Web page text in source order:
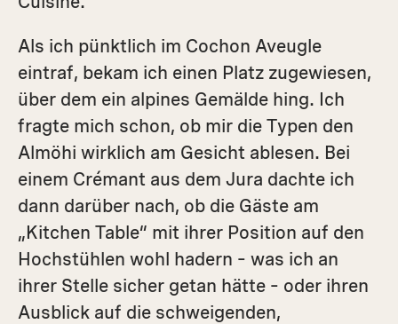
Als ich pünktlich im Cochon Aveugle
eintraf, bekam ich einen Platz zugewiesen,
über dem ein alpines Gemälde hing. Ich
fragte mich schon, ob mir die Typen den
Almöhi wirklich am Gesicht ablesen. Bei
einem Crémant aus dem Jura dachte ich
dann darüber nach, ob die Gäste am
„Kitchen Table“ mit ihrer Position auf den
Hochstühlen wohl hadern – was ich an
ihrer Stelle sicher getan hätte – oder ihren
Ausblick auf die schweigenden,